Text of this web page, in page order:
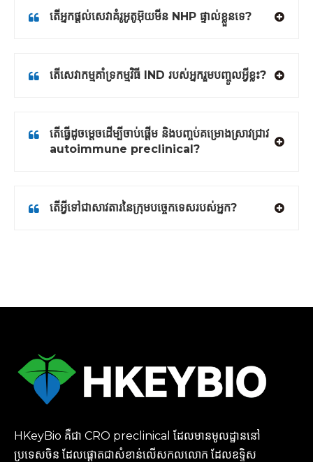
តើអ្នកផ្តល់សេវាគំរូអូតូអ៊ុយមីន NHP ផ្ទាល់ខ្លួនទេ?
តើសេវាកម្មគាំទ្រកម្មវិធី IND របស់អ្នករួមបញ្ចូលអ្វីខ្លះ?
តើធ្វើដូចម្តេចដើម្បីចាប់ផ្តើម និងបញ្ចប់គម្រោងស្រាវជ្រាវ
autoimmune preclinical?
តើ​អ្វី​ទៅ​ជា​សាវតារ​នៃ​ក្រុម​បច្ចេកទេស​របស់​អ្នក?
HKeyBio គឺជា CRO preclinical ដែលមានមូលដ្ឋាននៅ
ប្រទេសចិន ដែលផ្តោតជាសំខាន់លើសកលលោក ដែលឧទ្ទិស